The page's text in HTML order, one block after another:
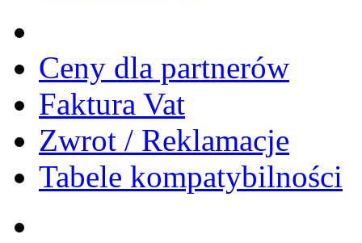
Ceny dla partnerów
Faktura Vat
Zwrot / Reklamacje
Tabele kompatybilności